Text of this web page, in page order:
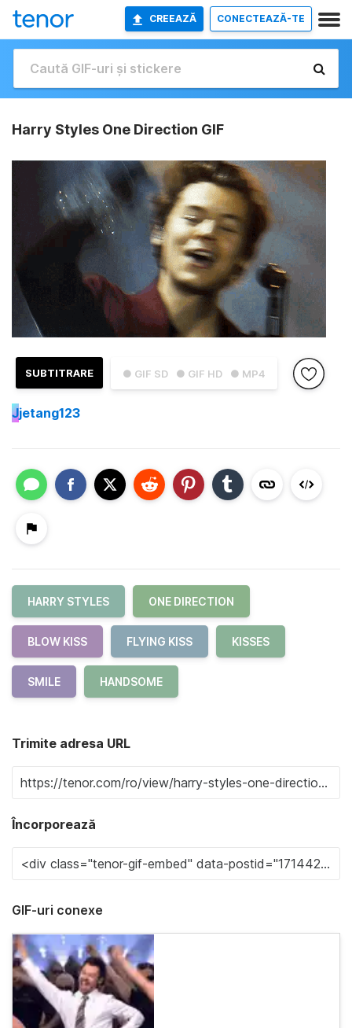
CREEAZĂ CONECTEAZĂ-TE
Harry Styles One Direction GIF
● GIF SD ● GIF HD ● MP4
SUBTITRARE
Jjetang123
HARRY STYLES ONE DIRECTION
BLOW KISS FLYING KISS KISSES
SMILE HANDSOME
Trimite adresa URL
Încorporează
GIF-uri conexe